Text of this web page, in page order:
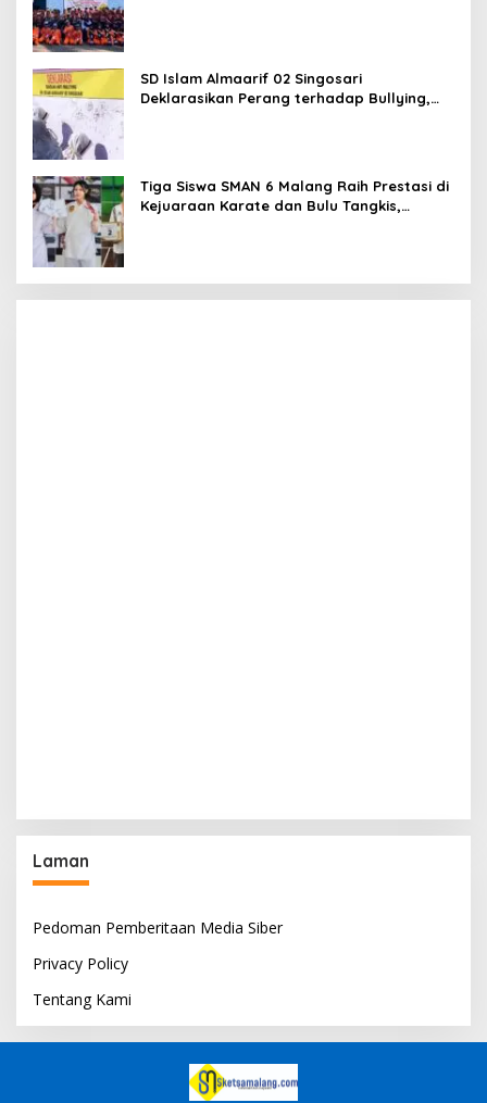
SD Islam Almaarif 02 Singosari
Deklarasikan Perang terhadap Bullying,
Tiga Siswa SMAN 6 Malang Raih Prestasi di
Kejuaraan Karate dan Bulu Tangkis,
Laman
Pedoman Pemberitaan Media Siber
Privacy Policy
Tentang Kami